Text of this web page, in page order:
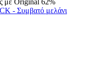
- Συμβατό μελάνι